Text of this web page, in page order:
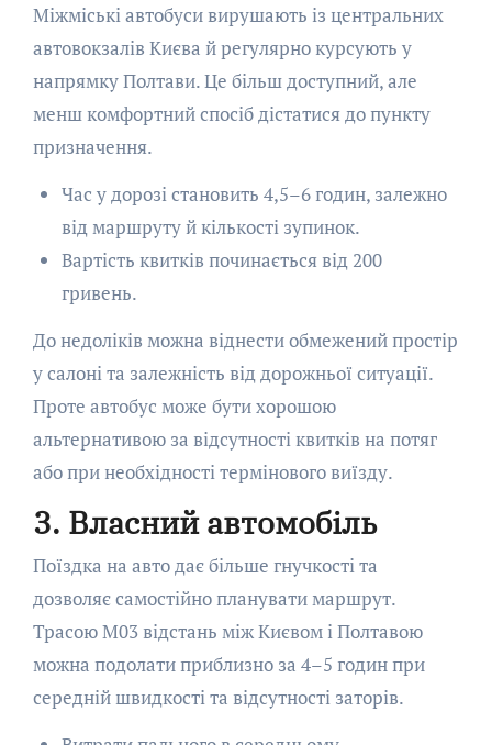
Міжміські автобуси вирушають із центральних
автовокзалів Києва й регулярно курсують у
напрямку Полтави. Це більш доступний, але
менш комфортний спосіб дістатися до пункту
призначення.
Час у дорозі становить 4,5–6 годин, залежно
від маршруту й кількості зупинок.
Вартість квитків починається від 200
гривень.
До недоліків можна віднести обмежений простір
у салоні та залежність від дорожньої ситуації.
Проте автобус може бути хорошою
альтернативою за відсутності квитків на потяг
або при необхідності термінового виїзду.
3. Власний автомобіль
Поїздка на авто дає більше гнучкості та
дозволяє самостійно планувати маршрут.
Трасою М03 відстань між Києвом і Полтавою
можна подолати приблизно за 4–5 годин при
середній швидкості та відсутності заторів.